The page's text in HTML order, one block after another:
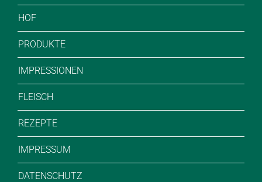
HOF
PRODUKTE
IMPRESSIONEN
FLEISCH
REZEPTE
IMPRESSUM
DATENSCHUTZ